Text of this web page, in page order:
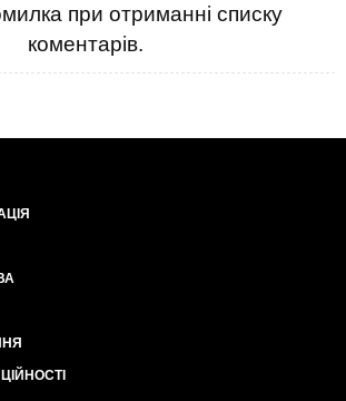
при отриманні списку
коментарів.